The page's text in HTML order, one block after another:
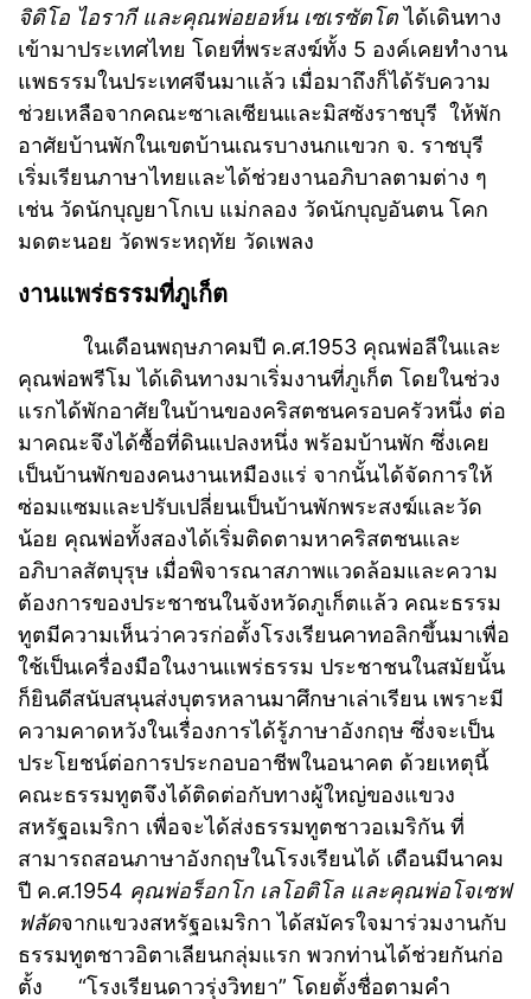
จิดิโอ ไอรากี และคุณพ่อยอห์น เซเรซัตโตได้เดินทาง
เข้ามาประเทศไทย โดยที่พระสงฆ์ทั้ง 5 องค์เคยทำงาน
แพธรรมในประเทศจีนมาแล้ว เมื่อมาถึงก็ได้รับความ
ช่วยเหลือจากคณะซาเลเซียนและมิสซังราชบุรี ให้พัก
อาศัยบ้านพักในเขตบ้านเณรบางนกแขวก จ. ราชบุรี
เริ่มเรียนภาษาไทยและได้ช่วยงานอภิบาลตามต่าง ๆ
เช่น วัดนักบุญยาโกเบ แม่กลอง วัดนักบุญอันตน โคก
มดตะนอย วัดพระหฤทัย วัดเพลง
งานแพร่ธรรมที่ภูเก็ต
ในเดือนพฤษภาคมปี ค.ศ.1953 คุณพ่อลีในและ
คุณพ่อพรีโม ได้เดินทางมาเริ่มงานที่ภูเก็ต โดยในช่วง
แรกได้พักอาศัยในบ้านของคริสตชนครอบครัวหนึ่ง ต่อ
มาคณะจึงได้ซื้อที่ดินแปลงหนึ่ง พร้อมบ้านพัก ซึ่งเคย
เป็นบ้านพักของคนงานเหมืองแร่ จากนั้นได้จัดการให้
ซ่อมแซมและปรับเปลี่ยนเป็นบ้านพักพระสงฆ์และวัด
น้อย คุณพ่อทั้งสองได้เริ่มติดตามหาคริสตชนและ
อภิบาลสัตบุรุษ เมื่อพิจารณาสภาพแวดล้อมและความ
ต้องการของประชาชนในจังหวัดภูเก็ตแล้ว คณะธรรม
ทูตมีความเห็นว่าควรก่อตั้งโรงเรียนคาทอลิกขึ้นมาเพื่อ
ใช้เป็นเครื่องมือในงานแพร่ธรรม ประชาชนในสมัยนั้น
ก็ยินดีสนับสนุนส่งบุตรหลานมาศึกษาเล่าเรียน เพราะมี
ความคาดหวังในเรื่องการได้รู้ภาษาอังกฤษ ซึ่งจะเป็น
ประโยชน์ต่อการประกอบอาชีพในอนาคต ด้วยเหตุนี้
คณะธรรมทูตจึงได้ติดต่อกับทางผู้ใหญ่ของแขวง
สหรัฐอเมริกา เพื่อจะได้ส่งธรรมทูตชาวอเมริกัน ที่
สามารถสอนภาษาอังกฤษในโรงเรียนได้ เดือนมีนาคม
ปี ค.ศ.1954 คุณพ่อร็อกโก เลโอติโล และคุณพ่อโจเซฟ
ฟลัดจากแขวงสหรัฐอเมริกา ได้สมัครใจมาร่วมงานกับ
ธรรมทูตชาวอิตาเลียนกลุ่มแรก พวกท่านได้ช่วยกันก่อ
ตั้ง “โรงเรียนดาวรุ่งวิทยา” โดยตั้งชื่อตามคำ